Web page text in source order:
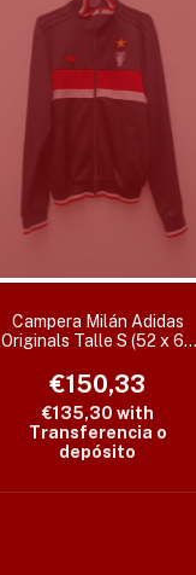
Campera Milán Adidas
Originals Talle S (52 x 67
€150,33
€135,30 with
Transferencia o
depósito